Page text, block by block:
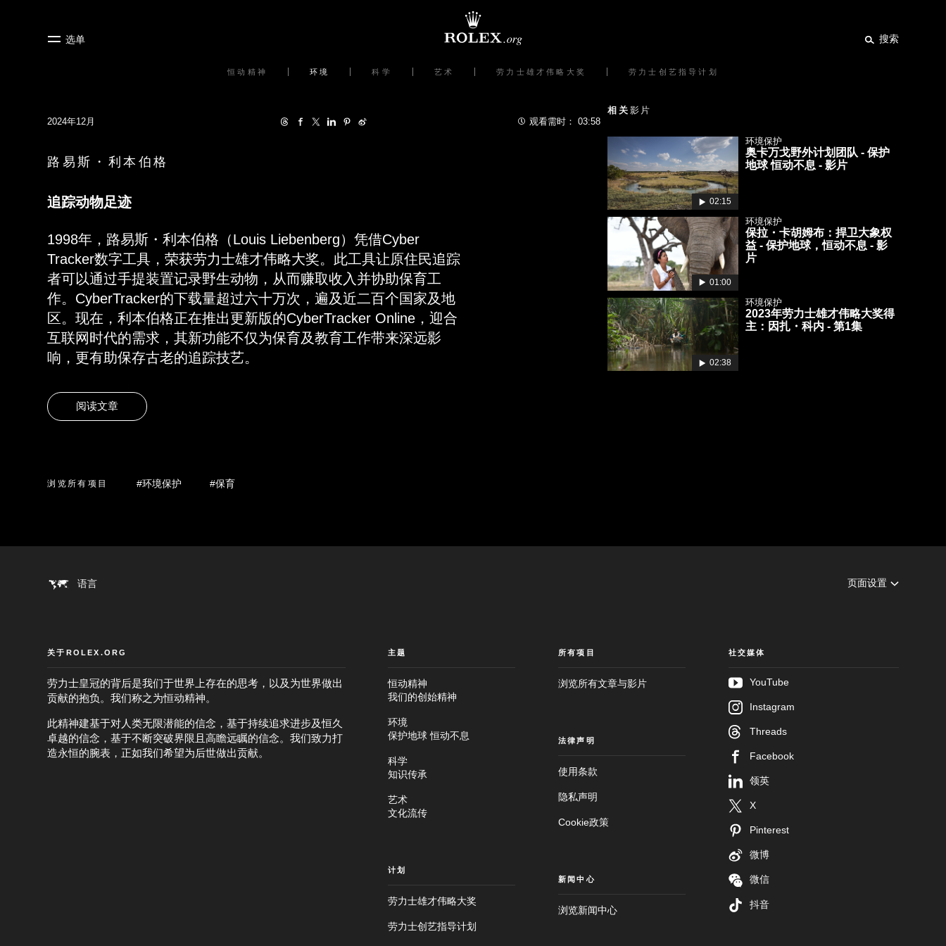
跳
至
选单 搜索
恒动精神 环境 科学 艺术 劳力士雄才伟略大奖 劳力士创艺指导计划
2024年12月 观看需时： 03:58
路易斯・利本伯格
追踪动物足迹
1998年，路易斯・利本伯格（Louis Liebenberg）凭借Cyber​​
Tracker数字工具，荣获劳力士雄才伟略大奖。此工具让原住民追踪
者可以通过手提装置记录野生动物，从而赚取收入并协助保育工
作。CyberTracker的下载量超过六十万次，遍及近二百个国家及地
区。现在，利本伯格正在推出更新版的CyberTracker Online，迎合
互联网时代的需求，其新功能不仅为保育及教育工作带来深远影
响，更有助保存古老的追踪技艺。
阅读文章
相关影片
02:15
环境保护
奥卡万戈野外计划团队 - 保护
地球 恒动不息 - 影片
01:00
环境保护
保拉・卡胡姆布：捍卫大象权
益 - 保护地球，恒动不息 - 影
片
02:38
环境保护
2023年劳力士雄才伟略大奖得
主：因扎・科内 - 第1集
浏览所有项目 #环境保护 #保育
语言 页面设置
关于ROLEX.ORG
劳力士皇冠的背后是我们于世界上存在的思考，以及为世界做出
贡献的抱负。我们称之为恒动精神。
此精神建基于对人类无限潜能的信念，基于持续追求进步及恒久
卓越的信念，基于不断突破界限且高瞻远瞩的信念。我们致力打
造永恒的腕表，正如我们希望为后世做出贡献。
主题
恒动精神
我们的创始精神
环境
保护地球 恒动不息
科学
知识传承
艺术
文化流传
计划
劳力士雄才伟略大奖
劳力士创艺指导计划
所有项目
浏览所有文章与影片
法律声明
使用条款
隐私声明
Cookie政策
新闻中心
浏览新闻中心
社交媒体
YouTube
Instagram
Threads
Facebook
领英
X
Pinterest
微博
微信
抖音